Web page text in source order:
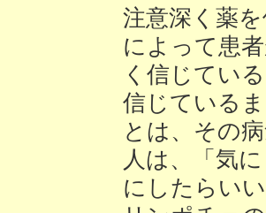
注意深く薬
によって患
く信じてい
信じている
とは、その
人は、「気
にしたらい